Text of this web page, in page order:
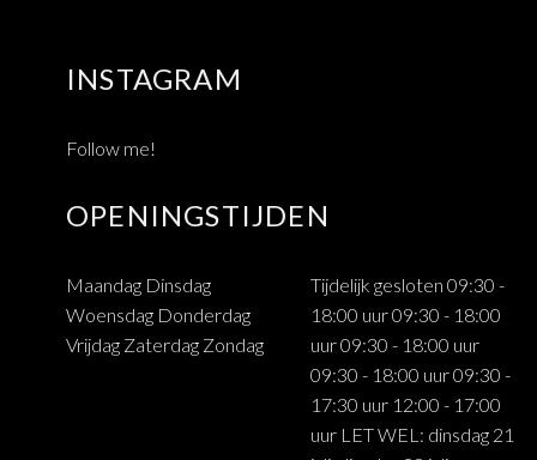
INSTAGRAM
Follow me!
OPENINGSTIJDEN
Maandag Dinsdag
Woensdag Donderdag
Vrijdag Zaterdag Zondag
Tijdelijk gesloten 09:30 -
18:00 uur 09:30 - 18:00
uur 09:30 - 18:00 uur
09:30 - 18:00 uur 09:30 -
17:30 uur 12:00 - 17:00
uur LET WEL: dinsdag 21